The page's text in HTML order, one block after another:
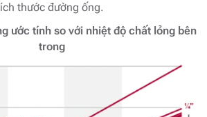
thước đường ống.
ước tính so với nhiệt độ chất lỏng bên
trong